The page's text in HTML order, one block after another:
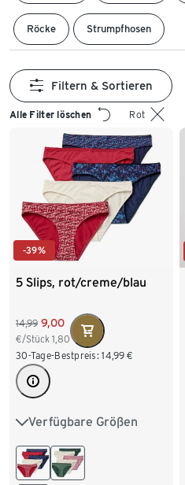
Röcke Strumpfhosen
Alle Filter löschen Rot
Filtern & Sortieren
-39%
5 Slips, rot/creme/blau
14,99 9,00
€/Stück 1,80
30-Tage-Bestpreis: 14,99 €
Verfügbare Größen
XS 32/34 S 36/38
M 40/42